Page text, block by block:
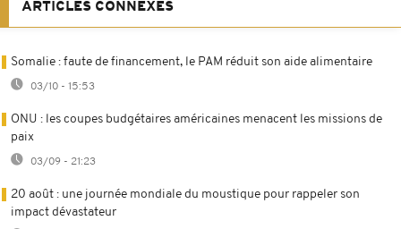
ARTICLES CONNEXES
Somalie : faute de financement, le PAM réduit son aide alimentaire
03/10 - 15:53
ONU : les coupes budgétaires américaines menacent les missions de
paix
03/09 - 21:23
20 août : une journée mondiale du moustique pour rappeler son
impact dévastateur